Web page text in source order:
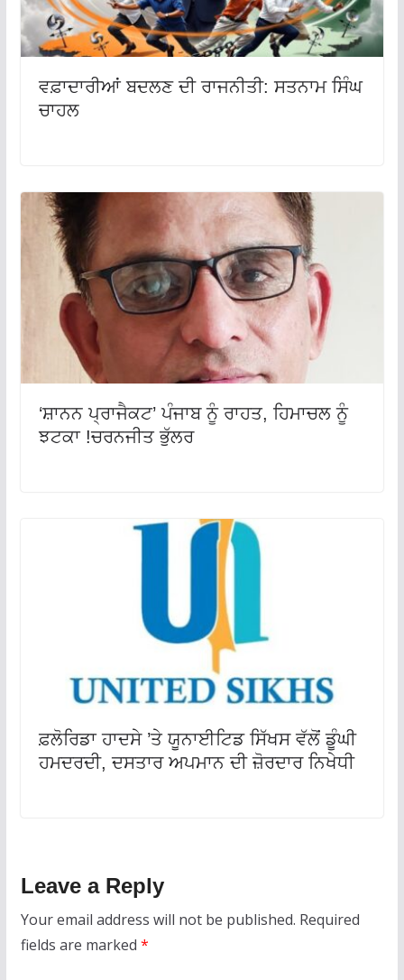
ਵਫ਼ਾਦਾਰੀਆਂ ਬਦਲਣ ਦੀ ਰਾਜਨੀਤੀ: ਸਤਨਾਮ ਸਿੰਘ
ਚਾਹਲ
‘ਸ਼ਾਨਨ ਪ੍ਰਾਜੈਕਟ’ ਪੰਜਾਬ ਨੂੰ ਰਾਹਤ, ਹਿਮਾਚਲ ਨੂੰ
ਝਟਕਾ !ਚਰਨਜੀਤ ਭੁੱਲਰ
ਫ਼ਲੋਰਿਡਾ ਹਾਦਸੇ ’ਤੇ ਯੂਨਾਈਟਿਡ ਸਿੱਖਸ ਵੱਲੋਂ ਡੂੰਘੀ
ਹਮਦਰਦੀ, ਦਸਤਾਰ ਅਪਮਾਨ ਦੀ ਜ਼ੋਰਦਾਰ ਨਿਖੇਧੀ
Leave a Reply
Your email address will not be published. Required
fields are marked *